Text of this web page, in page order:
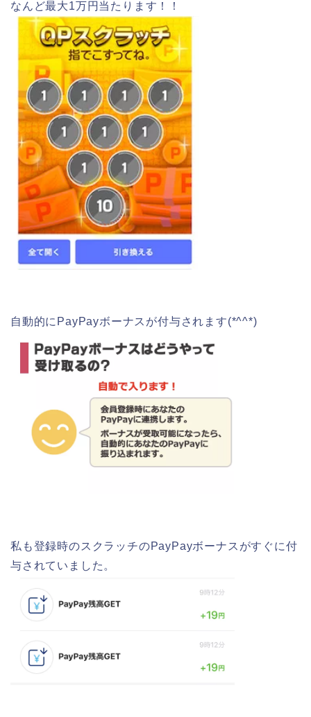
なんど最大1万円当たります！！
自動的にPayPayボーナスが付与されます(*^^*)
私も登録時のスクラッチのPayPayボーナスがすぐに付
与されていました。